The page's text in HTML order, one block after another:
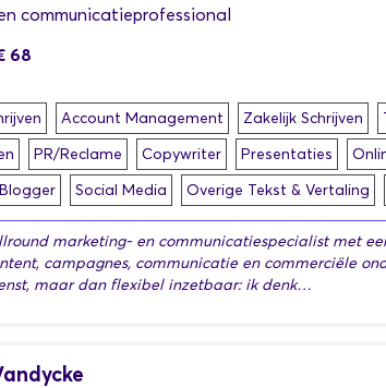
communicatieprofessional
68
Account Management Zakelijk Schrijven
PR/Reclame Copywriter Presentaties
Blogger Social Media Overige Tekst & Vertaling
marketing- en communicatiespecialist met
campagnes, communicatie en commerciële
maar dan flexibel inzetbaar: ik denk…